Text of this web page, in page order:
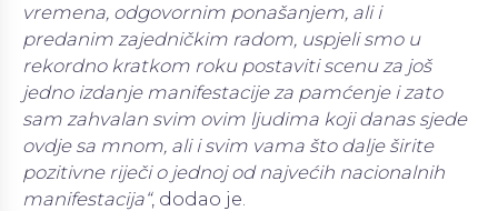
vremena, odgovornim ponašanjem, ali i
predanim zajedničkim radom, uspjeli smo u
rekordno kratkom roku postaviti scenu za još
jedno izdanje manifestacije za pamćenje i zato
sam zahvalan svim ovim ljudima koji danas sjede
ovdje sa mnom, ali i svim vama što dalje širite
pozitivne riječi o jednoj od najvećih nacionalnih
manifestacija“, dodao je.